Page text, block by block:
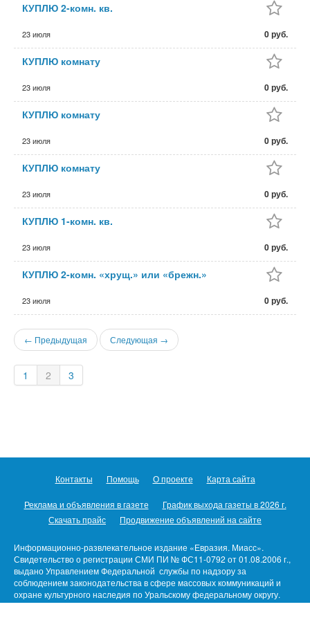
КУПЛЮ 2-комн. кв.
23 июля 0 руб.
КУПЛЮ комнату
23 июля 0 руб.
КУПЛЮ комнату
23 июля 0 руб.
КУПЛЮ комнату
23 июля 0 руб.
КУПЛЮ 1-комн. кв.
23 июля 0 руб.
КУПЛЮ 2-комн. «хрущ.» или «брежн.»
23 июля 0 руб.
← Предыдущая Следующая →
1 2 3
Контакты Помощь О проекте Карта сайта
Реклама и объявления в газете
График выхода газеты в 2026 г.
Скачать прайс
Продвижение объявлений на сайте
Информационно-развлекательное издание «Евразия. Миасс».
Свидетельство о регистрации СМИ ПИ № ФС11-0792 от 01.08.2006 г.,
выдано Управлением Федеральной службы по надзору за
соблюдением законодательства в сфере массовых коммуникаций и
охране культурного наследия по Уральскому федеральному округу.
Предназначено для пользователей/детей старше 16 лет.